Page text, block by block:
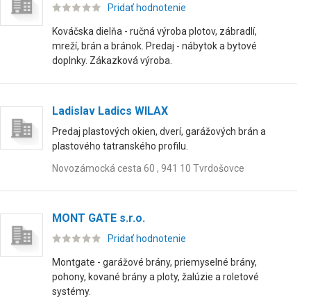
Pridať hodnotenie
Kováčska dielňa - ručná výroba plotov, zábradlí,
mreží, brán a bránok. Predaj - nábytok a bytové
doplnky. Zákazková výroba.
Ladislav Ladics WILAX
Predaj plastových okien, dverí, garážových brán a
plastového tatranského profilu.
Novozámocká cesta 60 , 941 10 Tvrdošovce
MONT GATE s.r.o.
Pridať hodnotenie
Montgate - garážové brány, priemyselné brány,
pohony, kované brány a ploty, žalúzie a roletové
systémy.